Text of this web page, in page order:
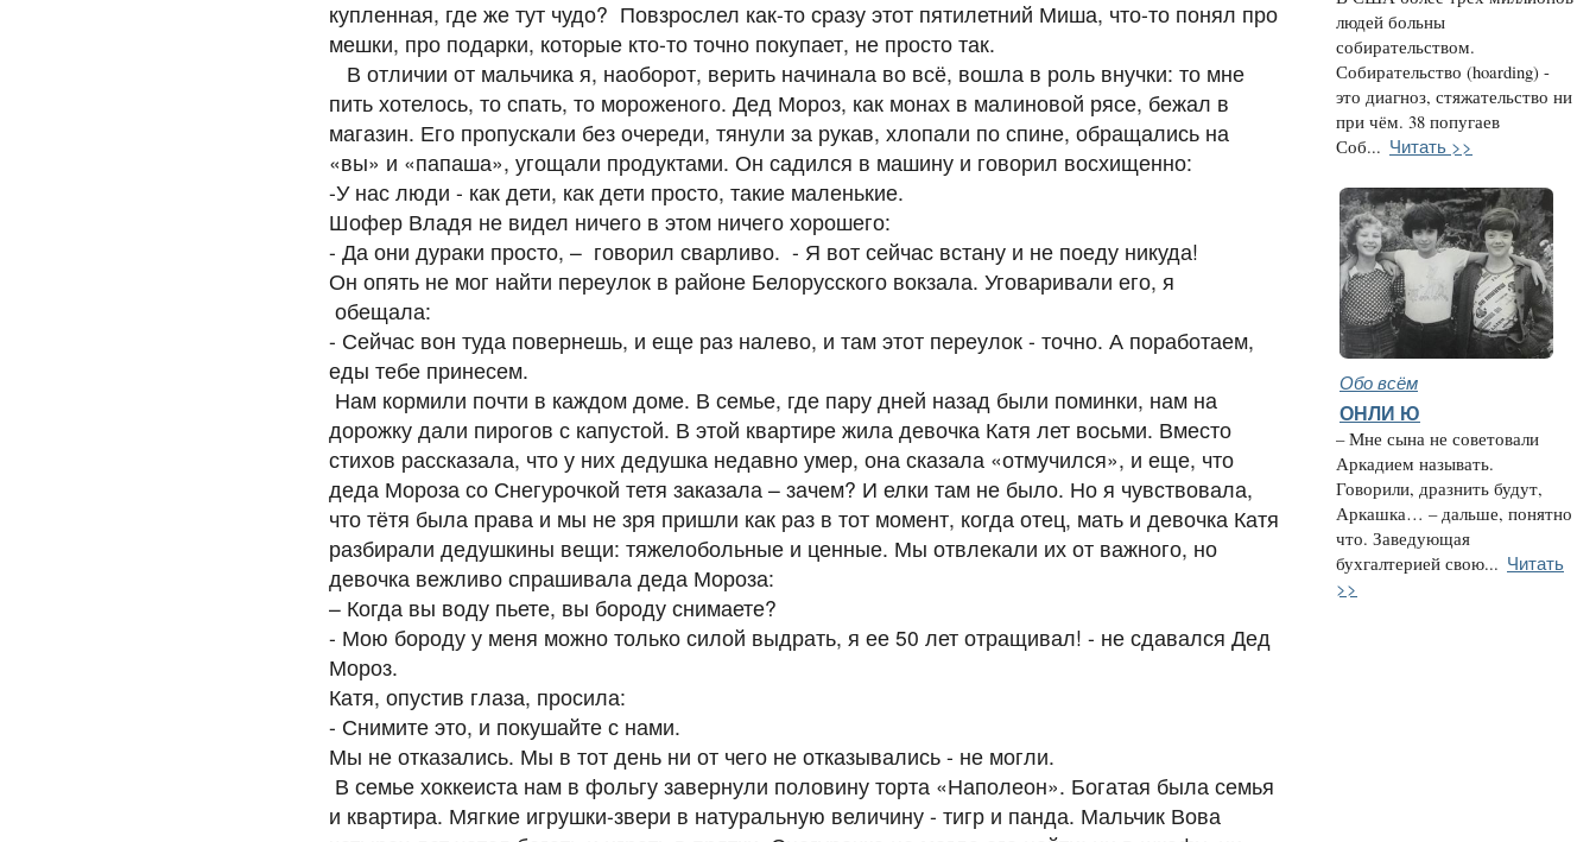
купленная, где же тут чудо? Повзрослел как-то сразу этот пятилетний Миша, что-то понял про
мешки, про подарки, которые кто-то точно покупает, не просто так.
В отличии от мальчика я, наоборот, верить начинала во всё, вошла в роль внучки: то мне
пить хотелось, то спать, то мороженого. Дед Мороз, как монах в малиновой рясе, бежал в
магазин. Его пропускали без очереди, тянули за рукав, хлопали по спине, обращались на
«вы» и «папаша», угощали продуктами. Он садился в машину и говорил восхищенно:
-У нас люди - как дети, как дети просто, такие маленькие.
Шофер Владя не видел ничего в этом ничего хорошего:
- Да они дураки просто, – говорил сварливо. - Я вот сейчас встану и не поеду никуда!
Он опять не мог найти переулок в районе Белорусского вокзала. Уговаривали его, я
обещала:
- Сейчас вон туда повернешь, и еще раз налево, и там этот переулок - точно. А поработаем,
еды тебе принесем.
Нам кормили почти в каждом доме. В семье, где пару дней назад были поминки, нам на
дорожку дали пирогов с капустой. В этой квартире жила девочка Катя лет восьми. Вместо
стихов рассказала, что у них дедушка недавно умер, она сказала «отмучился», и еще, что
деда Мороза со Снегурочкой тетя заказала – зачем? И елки там не было. Но я чувствовала,
что тётя была права и мы не зря пришли как раз в тот момент, когда отец, мать и девочка Катя
разбирали дедушкины вещи: тяжелобольные и ценные. Мы отвлекали их от важного, но
девочка вежливо спрашивала деда Мороза:
– Когда вы воду пьете, вы бороду снимаете?
- Мою бороду у меня можно только силой выдрать, я ее 50 лет отращивал! - не сдавался Дед
Мороз.
Катя, опустив глаза, просила:
- Снимите это, и покушайте с нами.
Мы не отказались. Мы в тот день ни от чего не отказывались - не могли.
В семье хоккеиста нам в фольгу завернули половину торта «Наполеон». Богатая была семья
и квартира. Мягкие игрушки-звери в натуральную величину - тигр и панда. Мальчик Вова
людей больны
собирательством.
Собирательство (hoarding) -
это диагноз, стяжательство ни
при чём. 38 попугаев
Соб... Читать >>
Обо всём
ОНЛИ Ю
– Мне сына не советовали
Аркадием называть.
Говорили, дразнить будут,
Аркашка… – дальше, понятно
что. Заведующая
бухгалтерией свою... Читать
>>